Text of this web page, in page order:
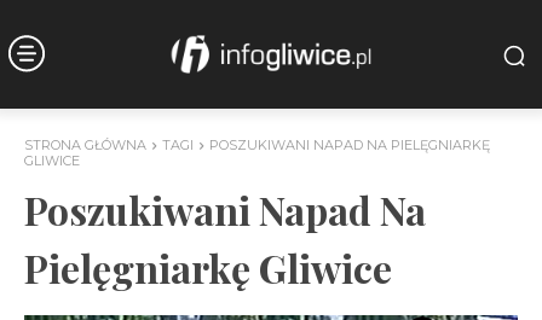
STRONA GŁÓWNA TAGI
POSZUKIWANI NAPAD NA PIELĘGNIARKĘ
GLIWICE
Poszukiwani Napad Na
Pielęgniarkę Gliwice